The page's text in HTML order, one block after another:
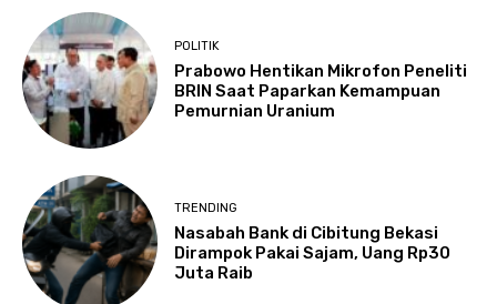
POLITIK
Prabowo Hentikan Mikrofon Peneliti
BRIN Saat Paparkan Kemampuan
Pemurnian Uranium
TRENDING
Nasabah Bank di Cibitung Bekasi
Dirampok Pakai Sajam, Uang Rp30
Juta Raib